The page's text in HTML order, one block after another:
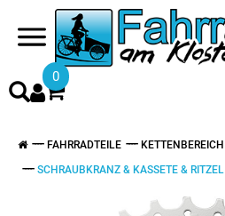
0
FAHRRADTEILE
KETTENBEREICH
SCHRAUBKRANZ & KASSETE & RITZEL